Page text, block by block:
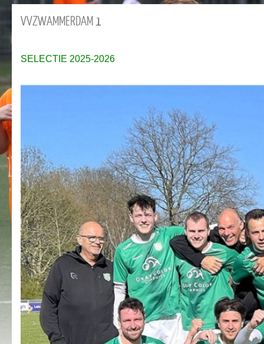
VVZWAMMERDAM1
SELECTIE 2025-2026